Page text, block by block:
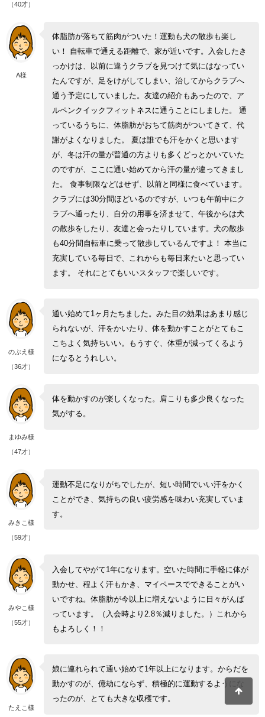
（40才）
A様
体脂肪が落ちて筋肉がついた！運動も犬の散歩も楽し
い！ 自転車で通える距離で、家が近いです。入会したき
っかけは、以前に違うクラブを見つけて気にはなってい
たんですが、足をけがしてしまい、治してからクラブへ
通う予定にしていました。友達の紹介もあったので、ア
ルペンクイックフィットネスに通うことにしました。 通
っているうちに、体脂肪がおちて筋肉がついてきて、代
謝がよくなりました。 夏は誰でも汗をかくと思います
が、冬は汗の量が普通の方よりも多くどっとかいていた
のですが、ここに通い始めてから汗の量が違ってきまし
た。 食事制限などはせず、以前と同様に食べています。
クラブには30分間ほどいるのですが、いつも午前中にク
ラブへ通ったり、自分の用事を済ませて、午後からは犬
の散歩をしたり、友達と会ったりしています。犬の散歩
も40分間自転車に乗って散歩しているんですよ！ 本当に
充実している毎日で、これからも毎日来たいと思ってい
ます。 それにとてもいいスタッフで楽しいです。
のぶえ様
（36才）
通い始めて1ヶ月たちました。みた目の効果はあまり感じ
られないが、汗をかいたり、体を動かすことがとてもこ
こちよく気持ちいい。もうすぐ、体重が減ってくるよう
になるとうれしい。
まゆみ様
（47才）
体を動かすのが楽しくなった。肩こりも多少良くなった
気がする。
みきこ様
（59才）
運動不足になりがちでしたが、短い時間でいい汗をかく
ことができ、気持ちの良い疲労感を味わい充実していま
す。
みやこ様
（55才）
入会してやがて1年になります。空いた時間に手軽に体が
動かせ、程よく汗もかき、マイペースでできることがい
いですね。体脂肪が今以上に増えないように日々がんば
っています。（入会時より2.8％減りました。）これから
もよろしく！！
たえこ様
娘に連れられて通い始めて1年以上になります。からだを
動かすのが、億劫にならず、積極的に運動するようにな
ったのが、とても大きな収穫です。